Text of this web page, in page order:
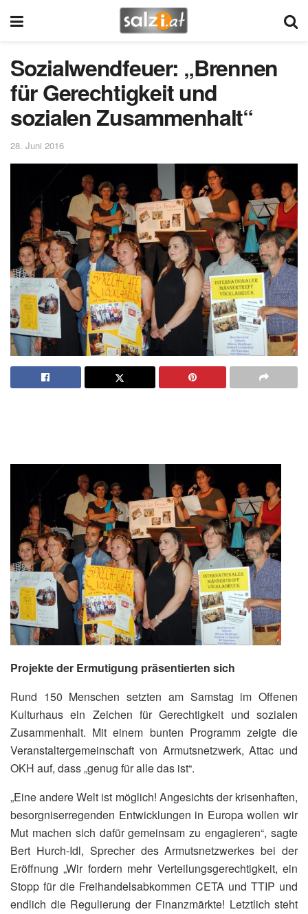
Sozialwendfeuer: „Brennen
für Gerechtigkeit und
sozialen Zusammenhalt“
28. Juni 2016
Projekte der Ermutigung präsentierten sich
Rund 150 Menschen setzten am Samstag im Offenen
Kulturhaus ein Zeichen für Gerechtigkeit und sozialen
Zusammenhalt. Mit einem bunten Programm zeigte die
Veranstaltergemeinschaft von Armutsnetzwerk, Attac und
OKH auf, dass „genug für alle das ist“.
„Eine andere Welt ist möglich! Angesichts der krisenhaften,
besorgniserregenden Entwicklungen in Europa wollen wir
Mut machen sich dafür gemeinsam zu engagieren“, sagte
Bert Hurch-Idl, Sprecher des Armutsnetzwerkes bei der
Eröffnung „Wir fordern mehr Verteilungsgerechtigkeit, ein
Stopp für die Freihandelsabkommen CETA und TTIP und
endlich die Regulierung der Finanzmärkte! Letztlich steht